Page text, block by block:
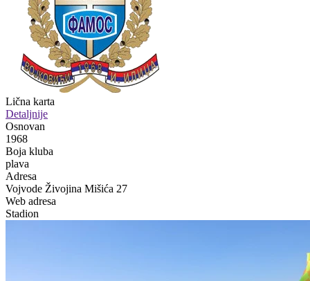
Lična karta
Detaljnije
Osnovan
1968
Boja kluba
plava
Adresa
Vojvode Živojina Mišića 27
Web adresa
Stadion